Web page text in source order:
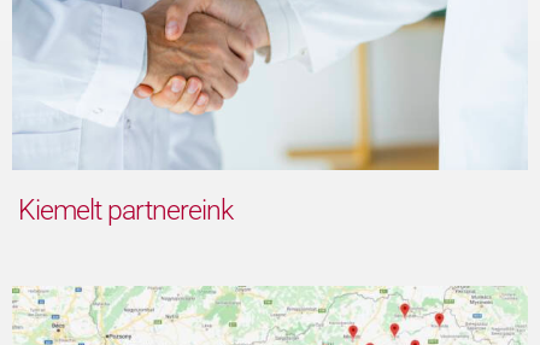
Kiemelt partnereink